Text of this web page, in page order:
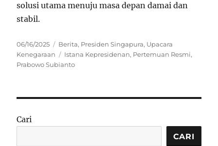
solusi utama menuju masa depan damai dan
stabil.
Posted
on
06/16/2025 Categories
Berita, Presiden Singapura, Upacara
Kenegaraan
Tags
Istana Kepresidenan, Pertemuan Resmi,
Prabowo Subianto
Cari
CARI